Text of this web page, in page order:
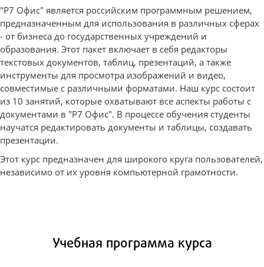
"Р7 Офис" является российским программным решением,
предназначенным для использования в различных сферах
- от бизнеса до государственных учреждений и
образования. Этот пакет включает в себя редакторы
текстовых документов, таблиц, презентаций, а также
инструменты для просмотра изображений и видео,
совместимые с различными форматами. Наш курс состоит
из 10 занятий, которые охватывают все аспекты работы с
документами в "Р7 Офис". В процессе обучения студенты
научатся редактировать документы и таблицы, создавать
презентации.
Этот курс предназначен для широкого круга пользователей,
независимо от их уровня компьютерной грамотности.
Учебная программа курса